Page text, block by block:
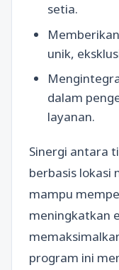
setia.
unik,
dalam
layanan.
Sinergi antara
berbasis lokasi
mampu
meningkatkan
program ini